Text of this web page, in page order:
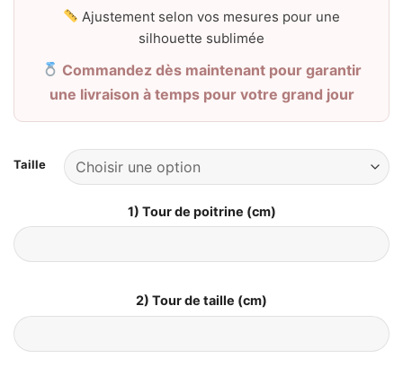
Ajustement selon vos mesures pour une
silhouette sublimée
Commandez dès maintenant pour garantir
une livraison à temps pour votre grand jour
Taille
1) Tour de poitrine (cm)
2) Tour de taille (cm)